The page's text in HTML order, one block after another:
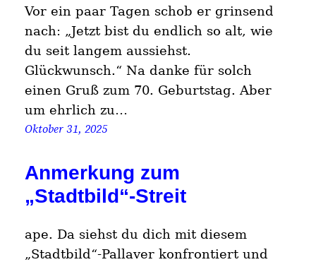
Vor ein paar Tagen schob er grinsend
nach: „Jetzt bist du endlich so alt, wie
du seit langem aussiehst.
Glückwunsch.“ Na danke für solch
einen Gruß zum 70. Geburtstag. Aber
um ehrlich zu…
Oktober 31, 2025
Anmerkung zum
„Stadtbild“-Streit
ape. Da siehst du dich mit diesem
„Stadtbild“-Pallaver konfrontiert und